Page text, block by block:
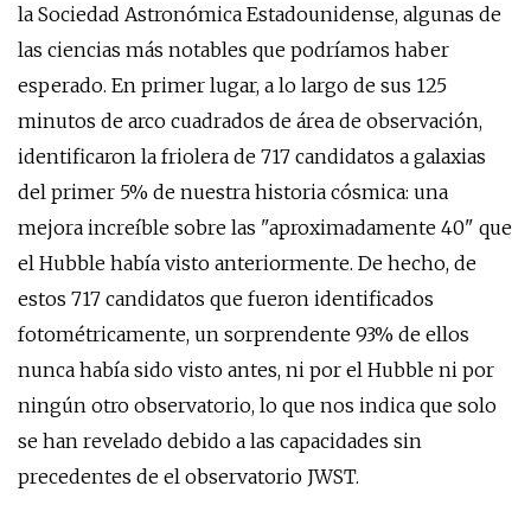
la Sociedad Astronómica Estadounidense, algunas de
las ciencias más notables que podríamos haber
esperado. En primer lugar, a lo largo de sus 125
minutos de arco cuadrados de área de observación,
identificaron la friolera de 717 candidatos a galaxias
del primer 5% de nuestra historia cósmica: una
mejora increíble sobre las "aproximadamente 40" que
el Hubble había visto anteriormente. De hecho, de
estos 717 candidatos que fueron identificados
fotométricamente, un sorprendente 93% de ellos
nunca había sido visto antes, ni por el Hubble ni por
ningún otro observatorio, lo que nos indica que solo
se han revelado debido a las capacidades sin
precedentes de el observatorio JWST.